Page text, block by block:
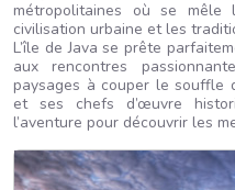
métropolitaines où se mêle
civilisation urbaine et les
L’île de Java se prête
aux rencontres
paysages à couper le souffle
et ses chefs d’œuvre
l’aventure pour découvrir les